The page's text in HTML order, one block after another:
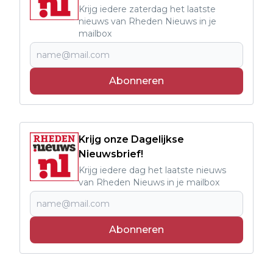
Krijg iedere zaterdag het laatste
nieuws van Rheden Nieuws in je
mailbox
Abonneren
Krijg onze Dagelijkse
Nieuwsbrief!
Krijg iedere dag het laatste nieuws
van Rheden Nieuws in je mailbox
Abonneren